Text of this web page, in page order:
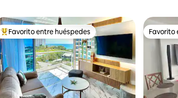
Favorito entre huéspedes preferido
Favorito entre huéspedes Favorito
Favorito